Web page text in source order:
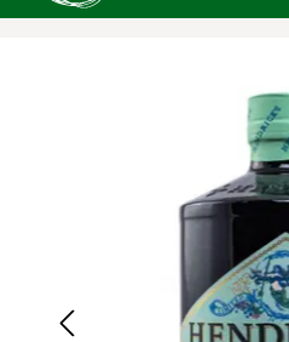
Praleisti nuotraukų galeriją